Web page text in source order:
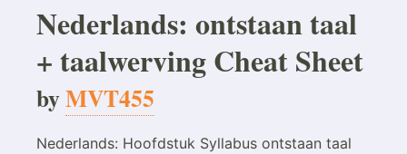
Nederlands: ontstaan taal
+ taalwerving Cheat Sheet
byMVT455
Nederlands: Hoofdstuk Syllabus ontstaan taal